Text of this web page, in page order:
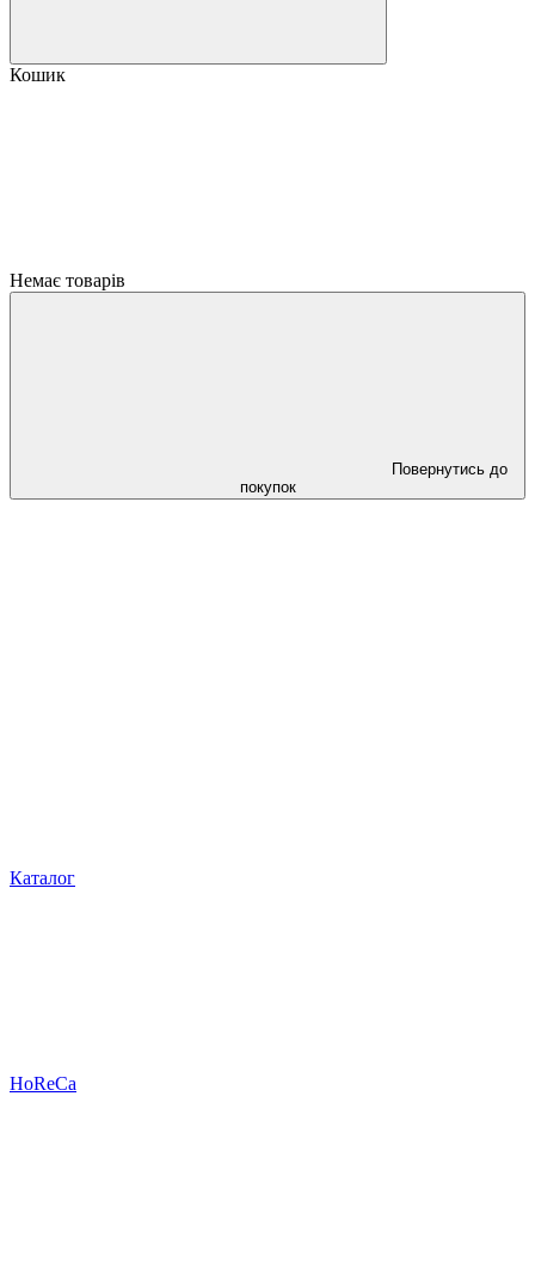
Кошик
Немає товарів
Повернутись до
покупок
Каталог
HoReCa